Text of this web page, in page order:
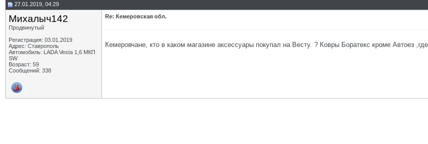
27.01.2019, 04:29
Михалыч142
Продвинутый
Регистрация: 03.01.2019
Адрес: Ставрополь
Автомобиль: LADA Vesta 1,6 МКП
SW
Возраст: 59
Сообщений: 338
Re: Кемеровская обл.
Кемеровчане, кто в каком магазине аксессуары покупал на Весту. ? Ковры Боратекс кроме Автоез